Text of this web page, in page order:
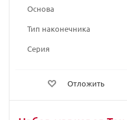
Основа
Тип наконечника
Серия
Отложить